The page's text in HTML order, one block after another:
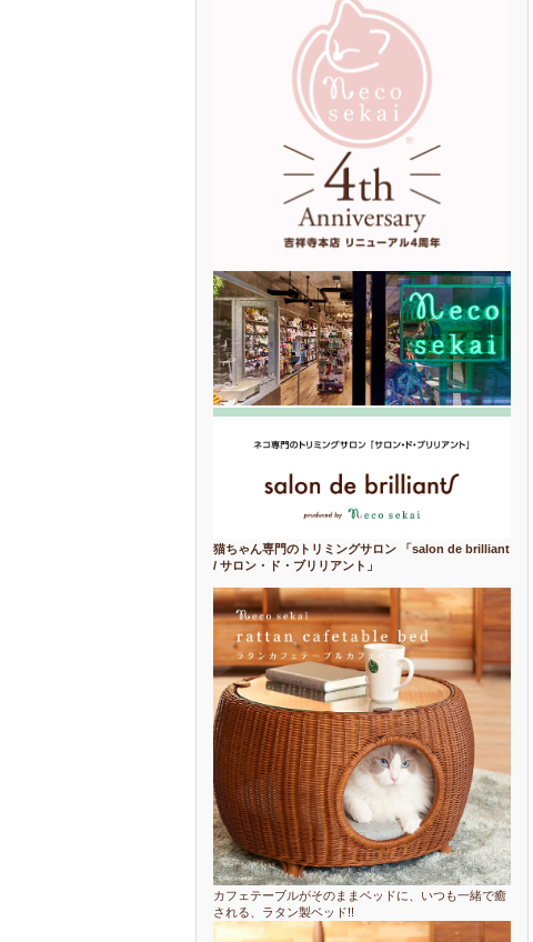
猫ちゃん専門のトリミングサロン 「salon de brilliant
/ サロン・ド・ブリリアント」
カフェテーブルがそのままベッドに、いつも一緒で癒
される、ラタン製ベッド!!